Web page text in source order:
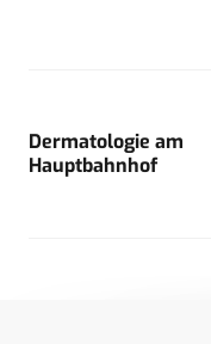
Dermatologie am
Hauptbahnhof